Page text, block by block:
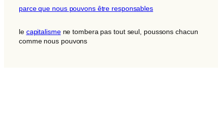
parce que nous pouvons être responsables
le capitalismene tombera pas tout seul, poussons chacun
comme nous pouvons